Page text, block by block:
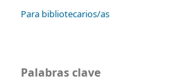
Para bibliotecarios/as
Palabras clave